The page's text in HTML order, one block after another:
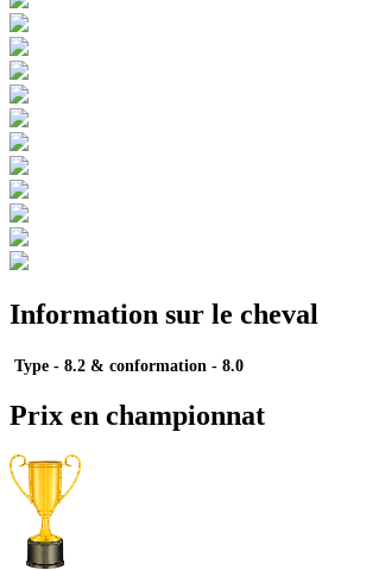
Information sur le cheval
Type - 8.2 & conformation - 8.0
Prix en championnat